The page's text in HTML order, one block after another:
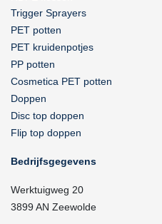
Trigger Sprayers
PET potten
PET kruidenpotjes
PP potten
Cosmetica PET potten
Doppen
Disc top doppen
Flip top doppen
Bedrijfsgegevens
Werktuigweg 20
3899 AN Zeewolde